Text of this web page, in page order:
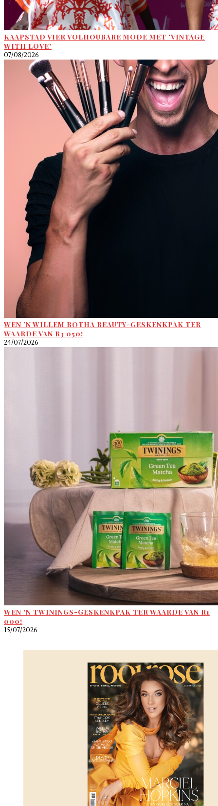
KAAPSTAD VIER VOLHOUBARE MODE MET ‘VINTAGE
WITH LOVE’
07/08/2026
WEN ’N WILLEM BOTHA BEAUTY-GESKENKPAK TER
WAARDE VAN R3 050!
24/07/2026
WEN ’N TWININGS-GESKENKPAK TER WAARDE VAN R1
000!
15/07/2026